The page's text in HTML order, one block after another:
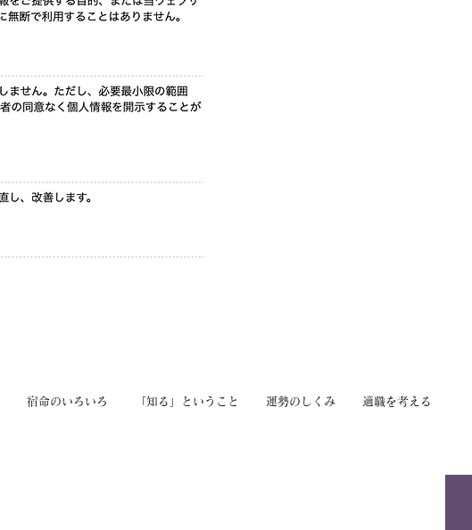
宿命のいろいろ 「知る」ということ 運勢のしくみ 適職を考える